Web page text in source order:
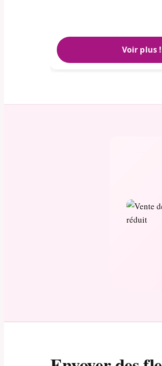
Voir plus !